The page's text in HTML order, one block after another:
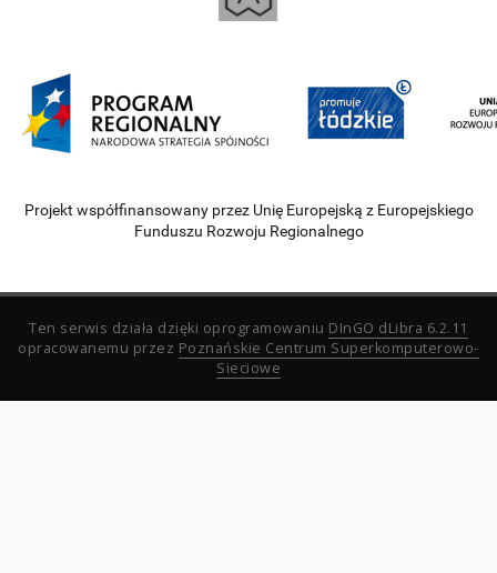
Projekt współfinansowany przez Unię Europejską z Europejskiego
Funduszu Rozwoju Regionalnego
Ten serwis działa dzięki oprogramowaniu DInGO dLibra 6.2.11
opracowanemu przez Poznańskie Centrum Superkomputerowo-
Sieciowe